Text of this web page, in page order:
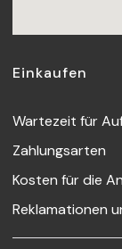
Einkaufen
Wartezeit für
Zahlungsarten
Kosten für die
Reklamationen